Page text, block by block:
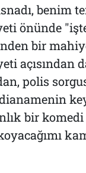
benim
önünde
bir
açısından
polis
bir